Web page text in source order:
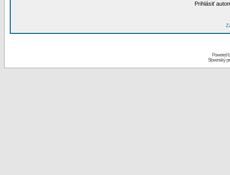
Prihlásiť
Powered
Slovenský